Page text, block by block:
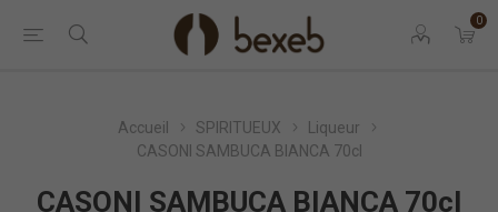
0
Accueil SPIRITUEUX
Liqueur
CASONI SAMBUCA BIANCA 70cl
CASONI SAMBUCA BIANCA 70cl